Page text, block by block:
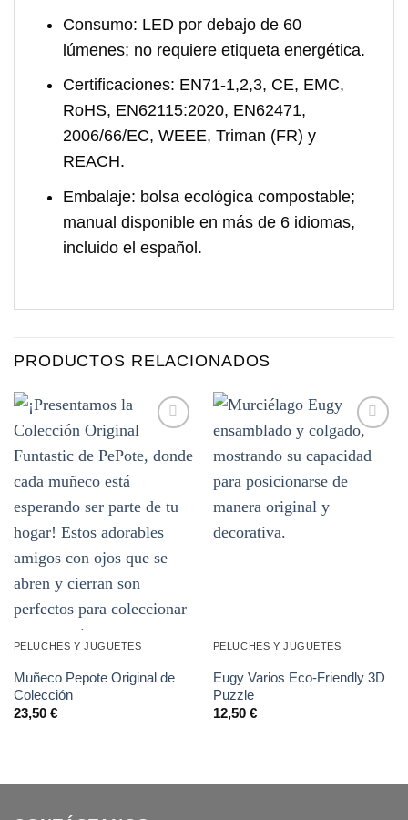
Consumo: LED por debajo de 60
lúmenes; no requiere etiqueta energética.
Certificaciones: EN71-1,2,3, CE, EMC,
RoHS, EN62115:2020, EN62471,
2006/66/EC, WEEE, Triman (FR) y
REACH.
Embalaje: bolsa ecológica compostable;
manual disponible en más de 6 idiomas,
incluido el español.
PRODUCTOS RELACIONADOS
a la
PELUCHES Y JUGUETES
Muñeco Pepote Original de
Colección
23,50 €
a la
deseos
PELUCHES Y JUGUETES
Eugy Varios Eco-Friendly 3D
Puzzle
12,50 €